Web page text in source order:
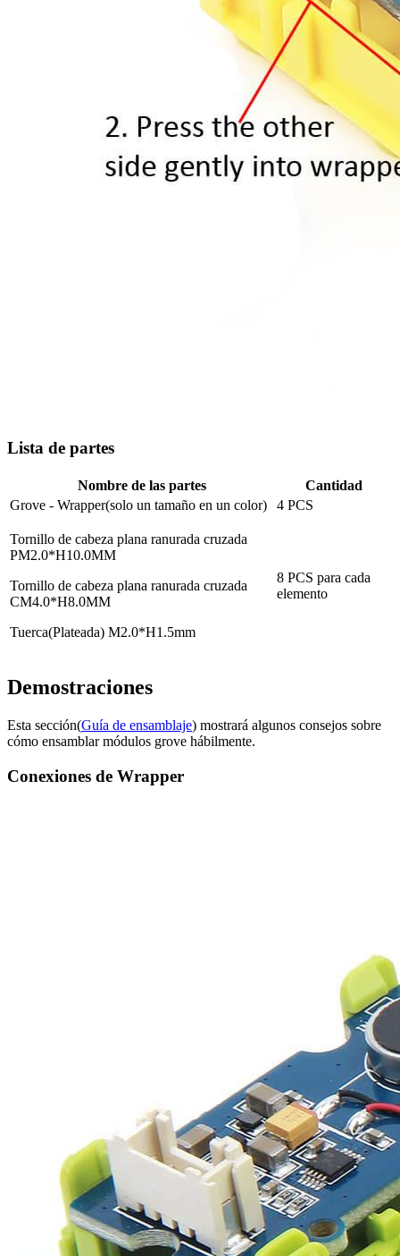
Lista de partes
Nombre de las partes
Cantidad
Grove - Wrapper(solo un tamaño en un color)
4 PCS
Tornillo de cabeza plana ranurada cruzada
PM2.0*H10.0MM
Tornillo de cabeza plana ranurada cruzada
CM4.0*H8.0MM
Tuerca(Plateada) M2.0*H1.5mm
8 PCS para cada
elemento
Demostraciones
Esta sección(Guía de ensamblaje) mostrará algunos consejos sobre
cómo ensamblar módulos grove hábilmente.
Conexiones de Wrapper